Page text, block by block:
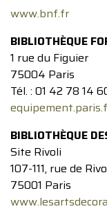
www.bnf.fr
BIBLIOTHÈQUE
1 rue du Figuier
75004 Paris
Tél. : 01 42 78 14
BIBLIOTHÈQUE
Site Rivoli
107-111, rue de
75001 Paris